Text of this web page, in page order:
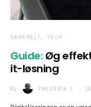
GENERELT TECH
Guide: Øg
it-løsning
By FREDERIK J.